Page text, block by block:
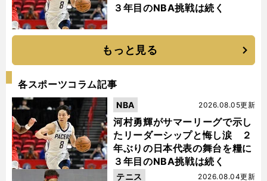
３年目のNBA挑戦は続く
もっと見る
各スポーツコラム記事
河村勇輝がサマーリーグで示し
たリーダーシップと悔し涙 ２
年ぶりの日本代表の舞台を糧に
３年目のNBA挑戦は続く
2026.08.05更新
NBA
2026.08.04更新
テニス